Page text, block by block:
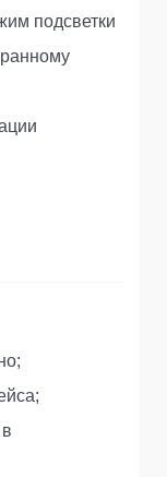
подсветки